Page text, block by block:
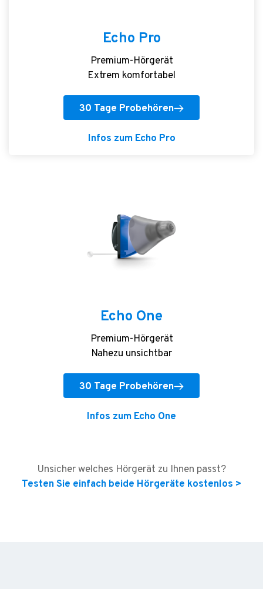
Echo One
Premium-Hörgerät
Nahezu unsichtbar
30 Tage Probehören
Infos zum Echo One
Echo Pro
Premium-Hörgerät
Extrem komfortabel
30 Tage Probehören
Infos zum Echo Pro
Unsicher welches Hörgerät zu Ihnen passt?
Testen Sie einfach beide Hörgeräte kostenlos >